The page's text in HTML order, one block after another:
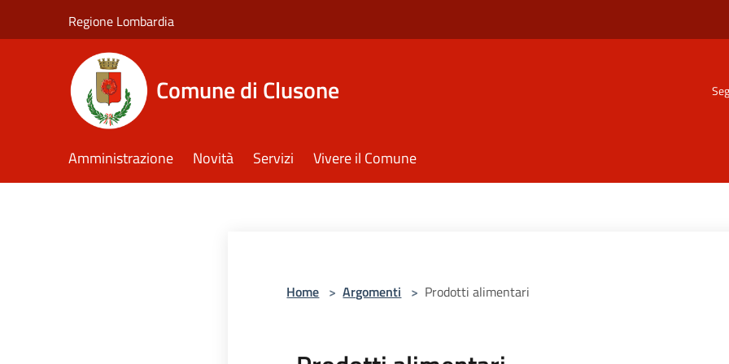
Regione Lombardia
Comune di Clusone
Amministrazione Novità Servizi Vivere il Comune
Home > Argomenti > Prodotti alimentari